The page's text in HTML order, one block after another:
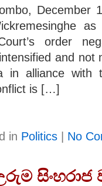
December
order
and not
in alliance with
is […]
in Politics | No
සිංහරාජ